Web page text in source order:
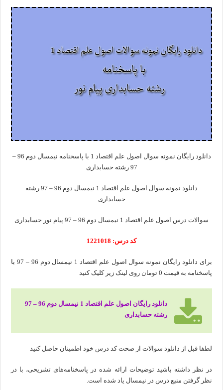
دانلود رایگان نمونه سوال اصول علم اقتصاد 1 با پاسخنامه نیمسال دوم 96 –
97 رشته حسابداری
دانلود نمونه سوال اصول علم اقتصاد 1 نیمسال دوم 96 – 97 رشته
حسابداری
سوالات درس اصول علم اقتصاد 1 نیمسال دوم 96 – 97 پیام نور حسابداری
کد درس: 1221018
برای دانلود رایگان نمونه سوال اصول علم اقتصاد 1 نیمسال دوم 96 – 97 با
پاسخنامه به قیمت 0 تومان روی لینک زیر کلیک کنید
دانلود رایگان اصول علم اقتصاد 1 نیمسال دوم 96 – 97
رشته حسابداری
لطفا قبل از دانلود سوالات از صحت کد درس خود اطمینان حاصل کنید
در نظر داشته باشید توضیحات ارائه شده در پاسخنامه‌های تشریحی، با در
نظر گرفتن منبع درس در نیمسال یاد شده است.